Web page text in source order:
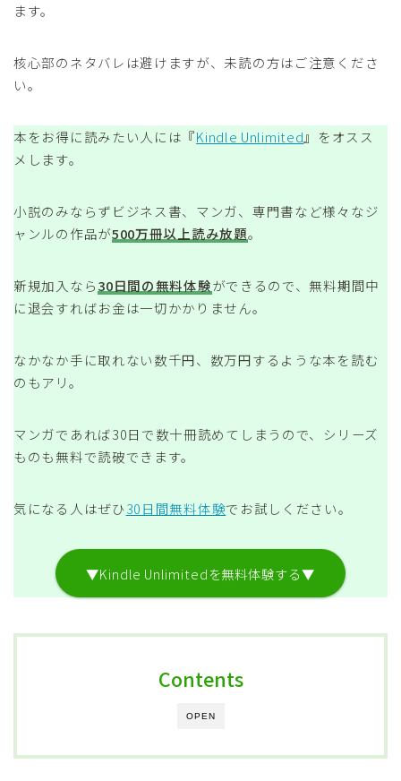
ます。
核心部のネタバレは避けますが、未読の方はご注意くださ
い。
本をお得に読みたい人には『Kindle Unlimited』をオスス
メします。
小説のみならずビジネス書、マンガ、専門書など様々なジ
ャンルの作品が500万冊以上読み放題。
新規加入なら30日間の無料体験ができるので、無料期間中
に退会すればお金は一切かかりません。
なかなか手に取れない数千円、数万円するような本を読む
のもアリ。
マンガであれば30日で数十冊読めてしまうので、シリーズ
ものも無料で読破できます。
気になる人はぜひ30日間無料体験でお試しください。
▼Kindle Unlimitedを無料体験する▼
OPEN
Contents